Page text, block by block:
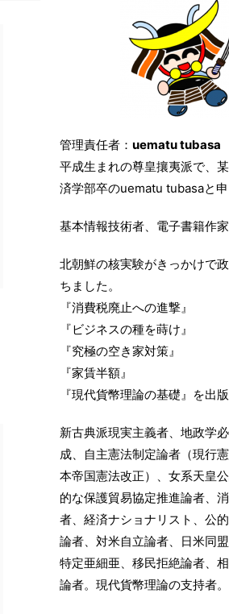
管理責任者： uematu tubasa
平成生まれの尊皇攘夷派で、
済学部卒のuematu tubasaと申
基本情報技術者、電子書籍作家
北朝鮮の核実験がきっかけで
ちました。
『消費税廃止への進撃』
『ビジネスの種を蒔け』
『究極の空き家対策』
『家賃半額』
『現代貨幣理論の基礎』を出版
新古典派現実主義者、地政学
成、自主憲法制定論者（現行
本帝国憲法改正）、女系天皇
的な保護貿易協定推進論者、
者、経済ナショナリスト、公
論者、対米自立論者、日米同
特定亜細亜、移民拒絶論者、
論者。現代貨幣理論の支持者。